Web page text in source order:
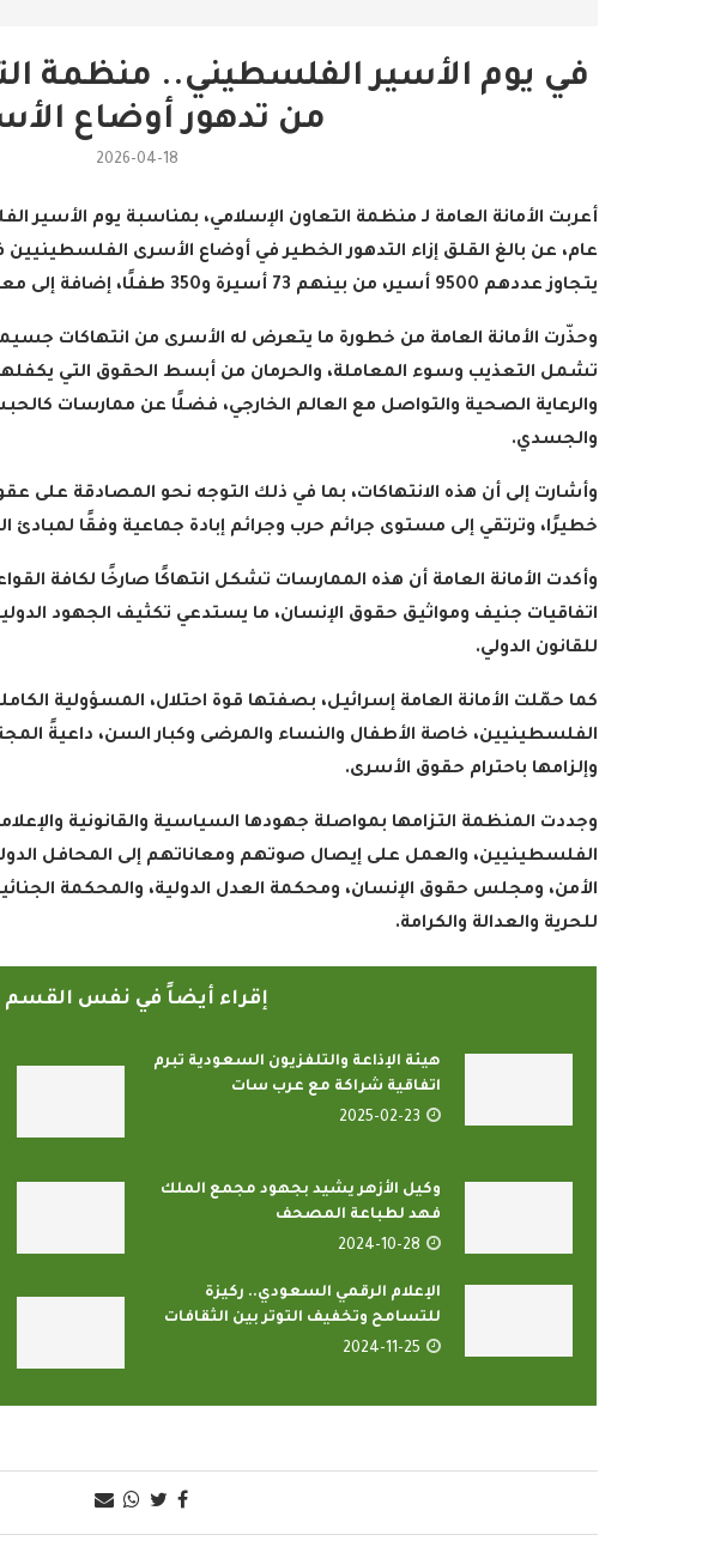
في يوم الأسير الفلسطيني.. منظمة
من تدهور أوضاع
2026-04-18
عام، عن بالغ القلق إزاء التدهور الخطير في أوضاع الأسرى الفلسطينيين
يتجاوز عددهم 9500 أسير، من بينهم 73 أسيرة و350 طفلًا، إضافة إلى معتقلين من قطاع غزة لا يُعرف عددهم
وحذّرت الأمانة العامة من خطورة ما يتعرض له الأسرى من انتهاكات
تشمل التعذيب وسوء المعاملة، والحرمان من أبسط الحقوق التي يكفلها
والرعاية الصحية والتواصل مع العالم الخارجي، فضلًا عن ممارسات
والجسدي.
وأشارت إلى أن هذه الانتهاكات، بما في ذلك التوجه نحو المصادقة على
خطيرًا، وترتقي إلى مستوى جرائم حرب وجرائم إبادة جماعية وفقًا لمبادئ
وأكدت الأمانة العامة أن هذه الممارسات تشكل انتهاكًا صارخًا لكافة
اتفاقيات جنيف ومواثيق حقوق الإنسان، ما يستدعي تكثيف الجهود
للقانون الدولي.
كما حمّلت الأمانة العامة إسرائيل، بصفتها قوة احتلال، المسؤولية
الفلسطينيين، خاصة الأطفال والنساء والمرضى وكبار السن، داعيةً
وإلزامها باحترام حقوق الأسرى.
وجددت المنظمة التزامها بمواصلة جهودها السياسية والقانونية
الفلسطينيين، والعمل على إيصال صوتهم ومعاناتهم إلى المحافل
الأمن، ومجلس حقوق الإنسان، ومحكمة العدل الدولية، والمحكمة
للحرية والعدالة والكرامة.
إقراء أيضاً في نفس القسم
هيئة الإذاعة والتلفزيون السعودية تبرم
اتفاقية شراكة مع عرب سات
2025-02-23
وكيل الأزهر يشيد بجهود مجمع الملك
فهد لطباعة المصحف
2024-10-28
الإعلام الرقمي السعودي.. ركيزة
للتسامح وتخفيف التوتر بين الثقافات
2024-11-25
بمدينة الإنتاج...
2022-04-12
يدعو الدول الأعضاء...
2022-04-12